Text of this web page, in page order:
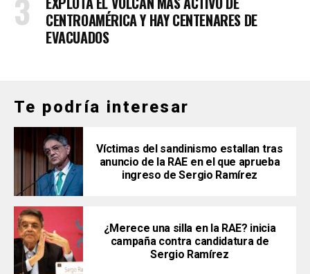
CENTROAMÉRICA Y HAY CENTENARES DE
EVACUADOS
Te podría interesar
Víctimas del sandinismo estallan tras
anuncio de la RAE en el que aprueba
ingreso de Sergio Ramírez
¿Merece una silla en la RAE? inicia
campaña contra candidatura de
Sergio Ramírez